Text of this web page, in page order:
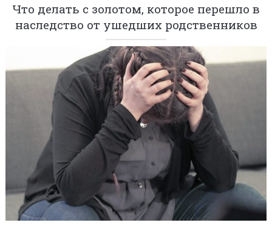
Что делать с золотом, которое перешло в
наследство от ушедших родственников